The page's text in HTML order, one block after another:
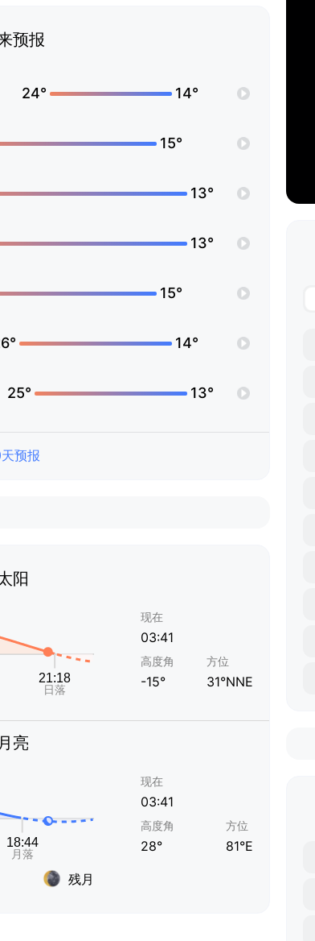
预报
24° 14°
15°
13°
13°
15°
14°
25° 13°
预报
阳
现在
03:41
高度角
-15°
方位
31°NNE
月亮
残月
现在
03:41
高度角
28°
方位
81°E